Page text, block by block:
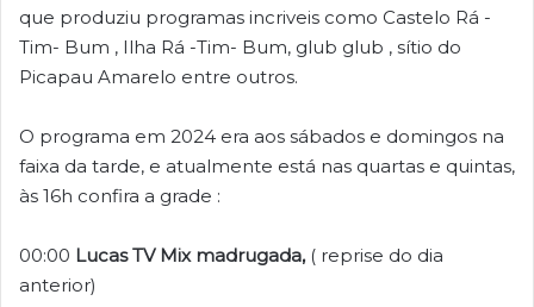
que produziu programas incriveis como Castelo Rá -
Tim- Bum , Ilha Rá -Tim- Bum, glub glub , sítio do
Picapau Amarelo entre outros.
O programa em 2024 era aos sábados e domingos na
faixa da tarde, e atualmente está nas quartas e quintas,
às 16h confira a grade :
00:00 Lucas TV Mix madrugada,( reprise do dia
anterior)